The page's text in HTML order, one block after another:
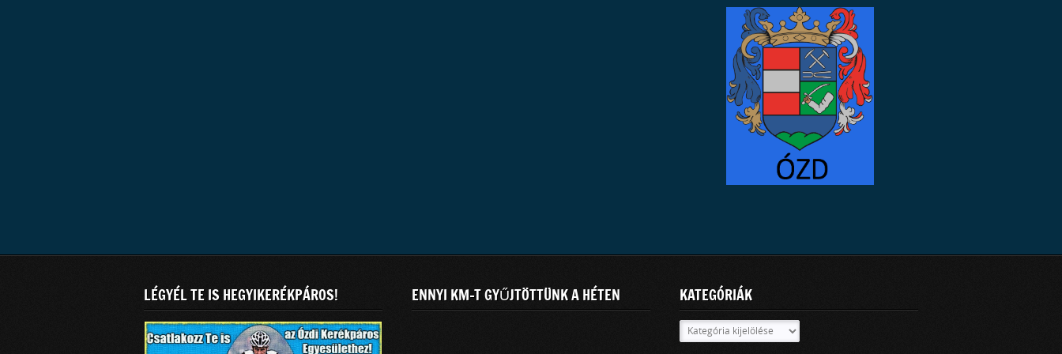
LÉGYÉL TE IS HEGYIKERÉKPÁROS! ENNYI KM-T GYŰJTÖTTÜNK A HÉTEN KATEGÓRIÁK
Kategóriák